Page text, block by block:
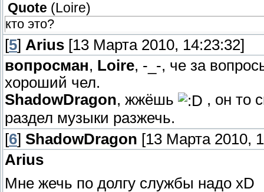
Quote ( Loire)
кто это?
[5] Arius [13 Марта 2010, 14:23:32]
вопросман, Loire, -_-, че за
хороший чел.
ShadowDragon, жжёшь
, он то
раздел музыки разжечь.
[6] ShadowDragon [13 Марта 2010,
Arius
Мне жечь по долгу службы надо xD